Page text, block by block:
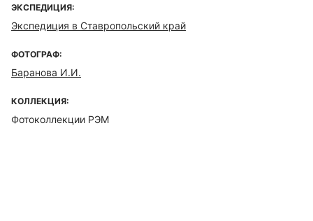
ЭКСПЕДИЦИЯ:
Экспедиция в Ставропольский край
ФОТОГРАФ:
Баранова И.И.
КОЛЛЕКЦИЯ:
Фотоколлекции РЭМ